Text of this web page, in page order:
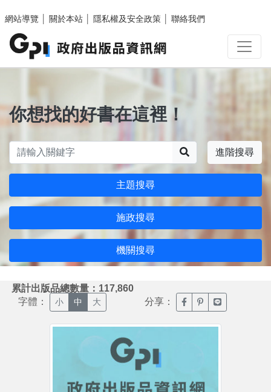
網站導覽
關於本站 隱私權及安全政策 聯絡我們
你想找的好書在這裡！
進階搜尋
主題搜尋
施政搜尋
機關搜尋
累計出版品總數量：117,860
字體： 小 中 大 分享： 臉書分享(另開新視窗)
噗浪分享(另開新
Line分享(另